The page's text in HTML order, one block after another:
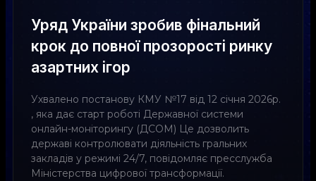
Уряд України зробив фінальний
крок до повної прозорості ринку
азартних ігор
Ухвалено постанову КМУ №17 від 12 січня 2026р.
, яка дає старт роботі Державної системи
онлайн-моніторингу (ДСОМ) Це дозволить
державі контролювати діяльність гральних
закладів у режимі 24/7, повідомляє пресслужба
Міністерства цифрової трансформації.